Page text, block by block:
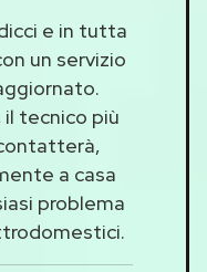
e in tutta
un servizio
tecnico più
a casa
problema